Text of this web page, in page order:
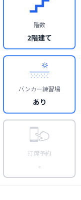
階数
2階建て
バンカー練習場
あり
打席予約
-